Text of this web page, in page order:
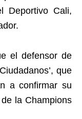
Deportivo Cali,
el defensor de
que
a confirmar su
la Champions